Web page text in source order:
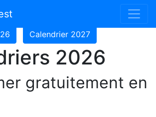
Calendrier 2027
2026
gratuitement en